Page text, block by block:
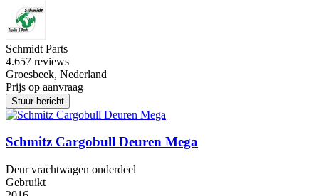
Schmidt Parts
4.657 reviews
Groesbeek, Nederland
Prijs op aanvraag
Stuur bericht
Schmitz Cargobull Deuren Mega
Deur vrachtwagen onderdeel
Gebruikt